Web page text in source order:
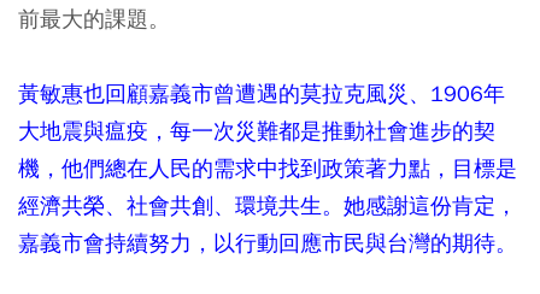
前最大的課題。
黃敏惠也回顧嘉義市曾遭遇的莫拉克風災、1906年
大地震與瘟疫，每一次災難都是推動社會進步的契
機，他們總在人民的需求中找到政策著力點，目標是
經濟共榮、社會共創、環境共生。她感謝這份肯定，
嘉義市會持續努力，以行動回應市民與台灣的期待。